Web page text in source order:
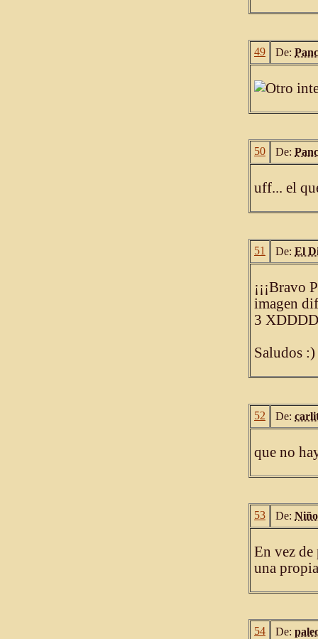
49 De:
50 De:
uff... el
51 De: El
¡¡¡Bravo
imagen
3 XDDDD
Saludos :)
52 De:
que no
53 De:
En vez de
una
54 De: